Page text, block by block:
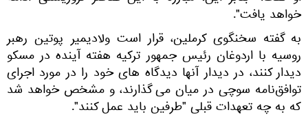
خواهد یافت".
به گفته سخنگوی کرملین، قرار است ولادیمیر پوتین رهبر
روسیه با اردوغان رئیس جمهور ترکیه هفته آینده در مسکو
دیدار کنند، در دیدار آنها دیدگاه های خود را در مورد اجرای
توافق‌نامه سوچی در میان می گذارند، و مشخص خواهد شد
که به چه تعهدات قبلی "طرفین باید عمل کنند".